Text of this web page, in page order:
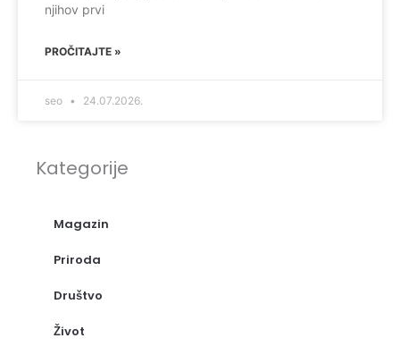
njihov prvi
PROČITAJTE »
seo 24.07.2026.
Kategorije
Magazin
Priroda
Društvo
Život